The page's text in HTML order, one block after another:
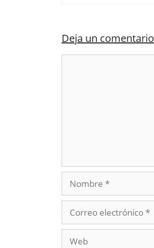
Deja un comentario
Nombre
electrónico